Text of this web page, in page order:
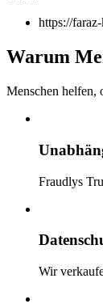
https://
Warum
Menschen helfen,
Fraudlys
Wir